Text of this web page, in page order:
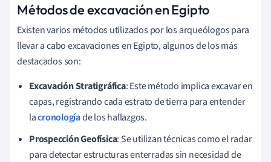
Métodos de excavación en Egipto
Existen varios métodos utilizados por los arqueólogos para
llevar a cabo excavaciones en Egipto, algunos de los más
destacados son:
Excavación Stratigráfica: Este método implica excavar en
capas, registrando cada estrato de tierra para entender
lacronologíade los hallazgos.
Prospección Geofísica: Se utilizan técnicas como el radar
para detectar estructuras enterradas sin necesidad de